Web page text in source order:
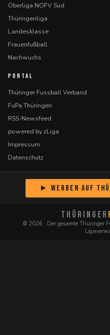
Oberliga NOFV Süd
Thüringenliga
Landesklasse
Frauenfußball
Nachwuchs
PORTAL
Thüringer Fussball Verband
FuPa Thüringen
RSS-Newsfeed
powered by zLiga
Impressum
Datenschutz
► Werben auf
THÜRINGER
© 2026 · Der gesamte Thüringer